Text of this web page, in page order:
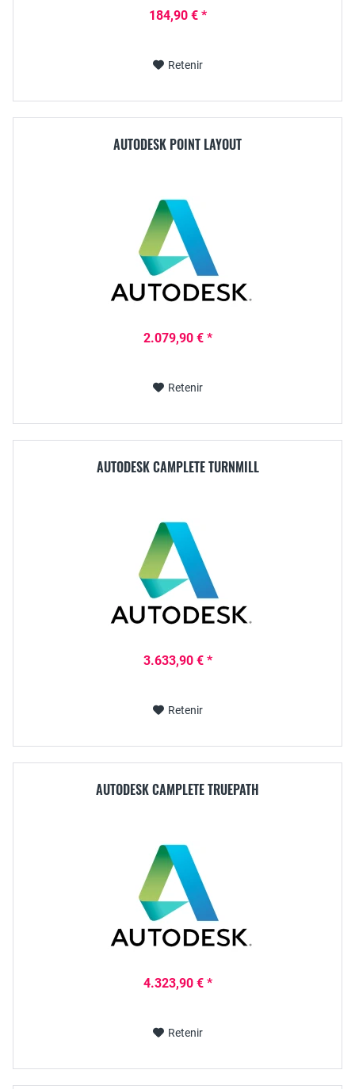
184,90 € *
Retenir
AUTODESK POINT LAYOUT
2.079,90 € *
Retenir
AUTODESK CAMPLETE TURNMILL
3.633,90 € *
Retenir
AUTODESK CAMPLETE TRUEPATH
4.323,90 € *
Retenir